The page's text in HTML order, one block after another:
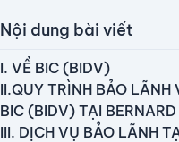
Nội dung bài viết
I. VỀ BIC (BIDV)
II.QUY TRÌNH BẢO LÃNH
BIC (BIDV) TẠI BERNARD
III. DỊCH VỤ BẢO LÃNH